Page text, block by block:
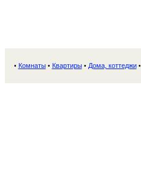
• Комнаты• Квартиры• Дома, коттеджи•